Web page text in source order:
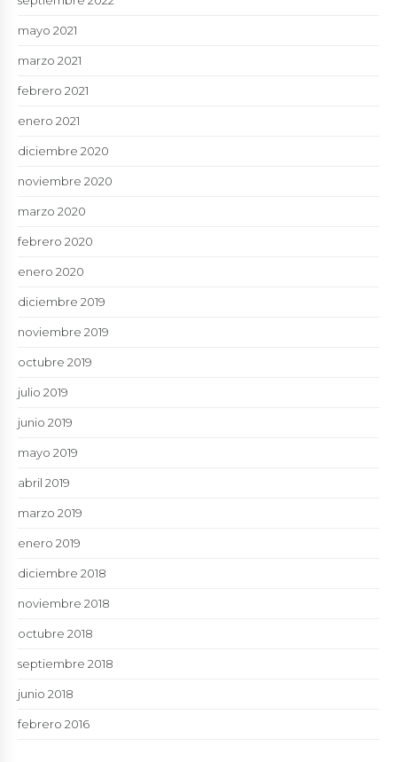
mayo 2021
marzo 2021
febrero 2021
enero 2021
diciembre 2020
noviembre 2020
marzo 2020
febrero 2020
enero 2020
diciembre 2019
noviembre 2019
octubre 2019
julio 2019
junio 2019
mayo 2019
abril 2019
marzo 2019
enero 2019
diciembre 2018
noviembre 2018
octubre 2018
septiembre 2018
junio 2018
febrero 2016